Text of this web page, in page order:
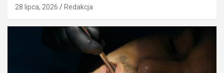
28 lipca, 2026 Redakcja